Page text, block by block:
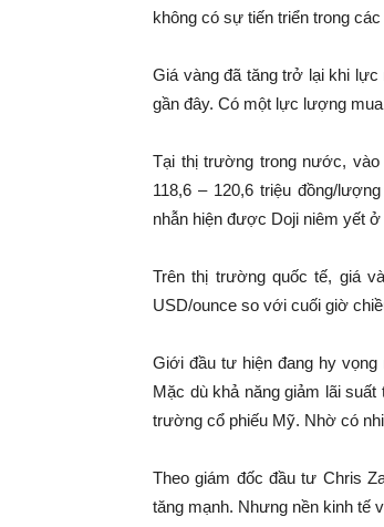
không có sự tiến triển trong
Giá vàng đã tăng trở lại khi lực
gần đây. Có một lực lượng
Tại thị trường trong nước,
118,6 – 120,6 triệu đồng/
nhẫn hiện được Doji niêm yết
Trên thị trường quốc tế, giá
USD/ounce so với cuối giờ
Giới đầu tư hiện đang hy
Mặc dù khả năng giảm lãi
trường cổ phiếu Mỹ. Nhờ có
Theo giám đốc đầu tư Chris
tăng mạnh. Nhưng nền kinh tế